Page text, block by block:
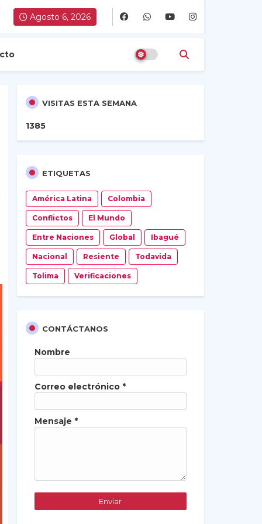
Agosto 6, 2026
VISITAS ESTA SEMANA
1385
ETIQUETAS
América Latina Colombia
Conflictos El Mundo
Entre Naciones Global Ibagué
Nacional Resiente Todavida
Tolima Verificaciones
CONTÁCTANOS
Nombre
Correo electrónico *
Mensaje *